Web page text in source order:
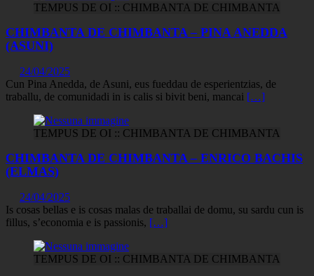
TEMPUS DE OI :: CHIMBANTA DE CHIMBANTA
CHIMBANTA DE CHIMBANTA – PINA ANEDDA
(ASUNI)
24/04/2025
Cun Pina Anedda, de Asuni, eus fueddau de esperientzias, de
traballu, de comunidadi in is calis si bivit beni, mancai […]
TEMPUS DE OI :: CHIMBANTA DE CHIMBANTA
CHIMBANTA DE CHIMBANTA – ENRICO BACHIS
(ELMAS)
24/04/2025
Is cosas bellas e is cosas malas de traballai de domu, su sardu cun is
fillus, s’economia e is passionis, […]
TEMPUS DE OI :: CHIMBANTA DE CHIMBANTA